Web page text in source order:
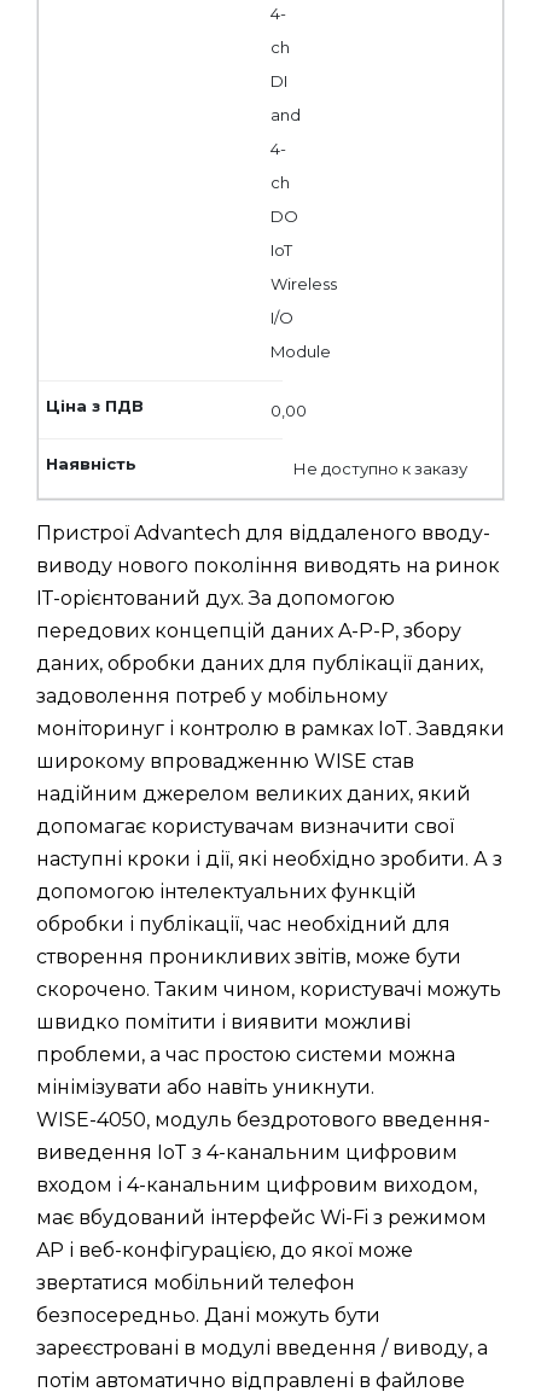
4-
ch
DI
and
4-
ch
DO
IoT
Wireless
I/O
Module
0,00
Не доступно к заказу
Пристрої Advantech для віддаленого вводу-
виводу нового покоління виводять на ринок
ІТ-орієнтований дух. За допомогою
передових концепцій даних A-P-P, збору
даних, обробки даних для публікації даних,
задоволення потреб у мобільному
моніторинуг і контролю в рамках IoT. Завдяки
широкому впровадженню WISE став
надійним джерелом великих даних, який
допомагає користувачам визначити свої
наступні кроки і дії, які необхідно зробити. А з
допомогою інтелектуальних функцій
обробки і публікації, час необхідний для
створення проникливих звітів, може бути
скорочено. Таким чином, користувачі можуть
швидко помітити і виявити можливі
проблеми, а час простою системи можна
мінімізувати або навіть уникнути.
WISE-4050, модуль бездротового введення-
виведення IoT з 4-канальним цифровим
входом і 4-канальним цифровим виходом,
має вбудований інтерфейс Wi-Fi з режимом
AP і веб-конфігурацією, до якої може
звертатися мобільний телефон
безпосередньо. Дані можуть бути
зареєстровані в модулі введення / виводу, а
потім автоматично відправлені в файлове